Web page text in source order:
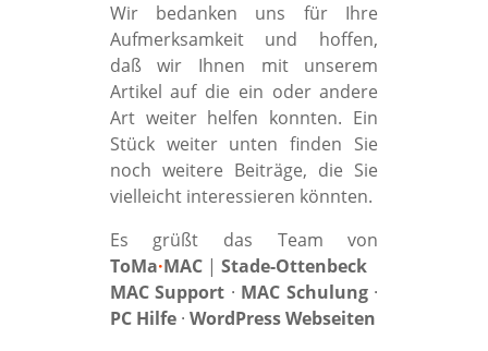
Wir bedanken uns für Ihre
Aufmerksamkeit und hoffen,
daß wir Ihnen mit unserem
Artikel auf die ein oder andere
Art weiter helfen konnten. Ein
Stück weiter unten finden Sie
noch weitere Beiträge, die Sie
vielleicht interessieren könnten.
Es grüßt das Team von
ToMa·MAC| Stade-Ottenbeck
MAC Support · MAC Schulung·
PC Hilfe· WordPress Webseiten